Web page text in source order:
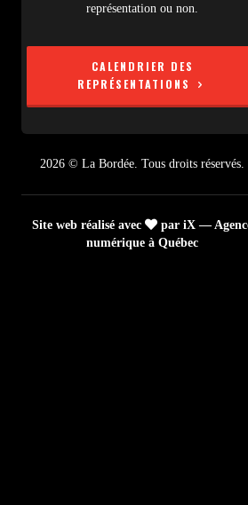
représentation ou non.
CALENDRIER DES
REPRÉSENTATIONS
2026 © La Bordée. Tous droits réservés.
Site web réalisé avec
par iX —
numérique à Québec